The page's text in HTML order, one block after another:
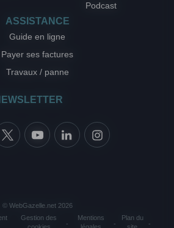
Podcast
ASSISTANCE
Guide en ligne
Payer ses factures
Travaux / panne
© WebGazelle.net 2026
Mentions
-
Plan du
-
Gestion des
-